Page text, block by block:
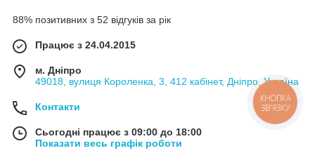
88% позитивних з 52 відгуків за рік
Працює з 24.04.2015
м. Дніпро
49018, вулиця Короленка, 3, 412 кабінет, Дніпро, Україна
Контакти
Сьогодні працює з 09:00 до 18:00
Показати весь графік роботи
КНОПКА
ЗВ'ЯЗКУ